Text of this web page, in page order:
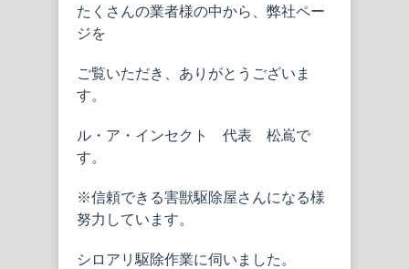
たくさんの業者様の中から、弊社ペー
ジを
ご覧いただき、ありがとうございま
す。
ル・ア・インセクト 代表 松嶌で
す。
※信頼できる害獣駆除屋さんになる様
努力しています。
シロアリ駆除作業に伺いました。